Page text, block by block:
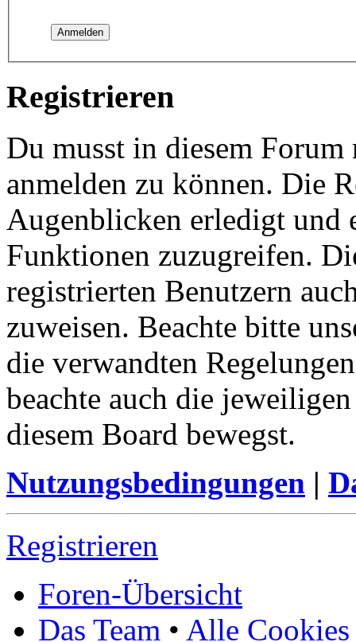
Registrieren
Du musst in diesem
anmelden zu können. Die
Augenblicken erledigt und
Funktionen zuzugreifen.
registrierten Benutzern
zuweisen. Beachte bitte
die verwandten
beachte auch die
diesem Board bewegst.
Nutzungsbedingungen |
Registrieren
Foren-Übersicht
Das Team • Alle Cookies